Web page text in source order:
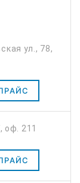
ул., 78,
оф. 211